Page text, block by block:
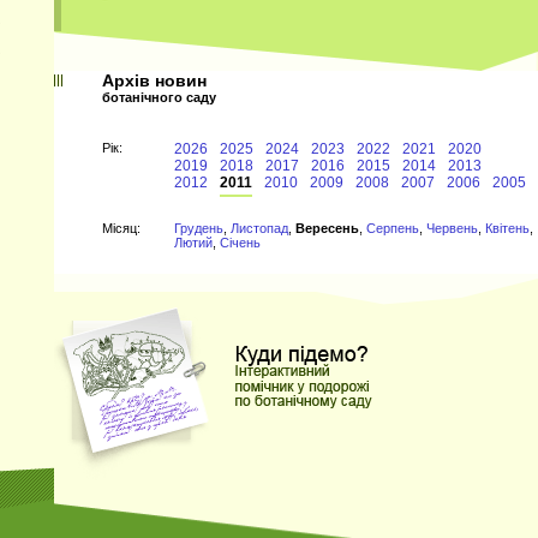
Архів новин
ботанічного саду
Рiк: 2026 2025 2024 2023 2022 2021
2020
2019
2018 2017 2016 2015 2014
2013
2012
2011 2010 2009 2008 2007 2006 2005
Мiсяц: Грудень Листопад Вересень Серпень Червень Квітень
Лютий Січень